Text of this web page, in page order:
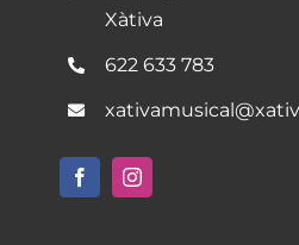
Xàtiva
622 633 783